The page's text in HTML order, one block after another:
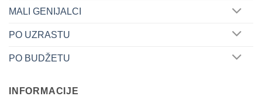
MALI GENIJALCI
PO UZRASTU
PO BUDŽETU
INFORMACIJE